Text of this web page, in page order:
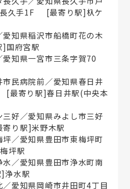
久手1F [最寄り駅]杁ケ
愛知県稲沢市船橋町花の木
府宮駅
愛知県一宮市三条字賀70
市民病院前／愛知県春日井
寄り駅]春日井駅(中央本
三好／愛知県みよし市三好
り駅]米野木駅
坪／愛知県豊田市東梅坪町
坪駅
水／愛知県豊田市浄水町南
水駅
／愛知県岡崎市井田町4丁目